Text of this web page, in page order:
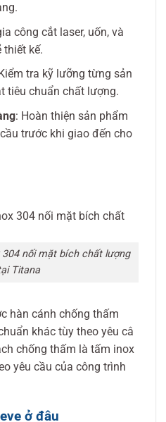
công cắt laser, uốn, và
thiết kế.
tra kỹ lưỡng từng sản
tiêu chuẩn chất lượng.
: Hoàn thiện sản phẩm
trước khi giao đến cho
304 nối mặt bích chất lượng
Titana
hà​n cá​nh chố​ng thấ​m
khác tùy​ theo yê​u câ​
chố​ng thấ​m là​ tấm inox
yê​u cầ​u của​ cô​ng trình​
ở đâu